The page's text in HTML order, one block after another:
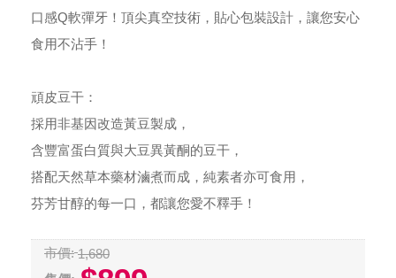
口感Q軟彈牙！頂尖真空技術，貼心包裝設計，讓您安心
食用不沾手！
頑皮豆干：
採用非基因改造黃豆製成，
含豐富蛋白質與大豆異黃酮的豆干，
搭配天然草本藥材滷煮而成，純素者亦可食用，
芬芳甘醇的每一口，都讓您愛不釋手！
市價: 1,680